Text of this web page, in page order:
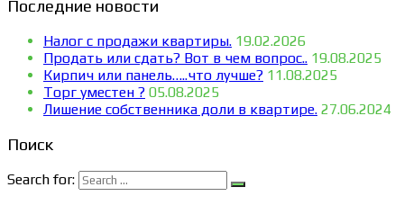
Последние новости
Налог с продажи квартиры. 19.02.2026
Продать или сдать? Вот в чем вопрос.. 19.08.2025
Кирпич или панель…..что лучше? 11.08.2025
Торг уместен ? 05.08.2025
Лишение собственника доли в квартире. 27.06.2024
Поиск
Search for: